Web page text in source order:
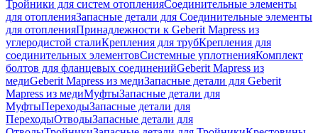
Тройники для систем отопленияСоединительные элементы
для отопленияЗапасные детали для Соединительные элементы
для отопленияПринадлежности к Geberit Mapress из
углеродистой сталиКрепления для трубКрепления для
соединительных элементовСистемные уплотненияКомплект
болтов для фланцевых соединенийGeberit Mapress из
медиGeberit Mapress из медиЗапасные детали для Geberit
Mapress из медиМуфтыЗапасные детали для
МуфтыПереходыЗапасные детали для
ПереходыОтводыЗапасные детали для